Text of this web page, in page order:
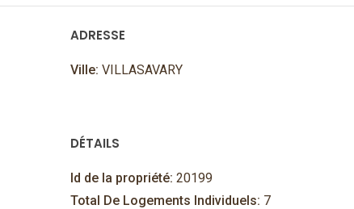
ADRESSE
Ville: VILLASAVARY
DÉTAILS
Id de la propriété: 20199
Total De Logements Individuels: 7